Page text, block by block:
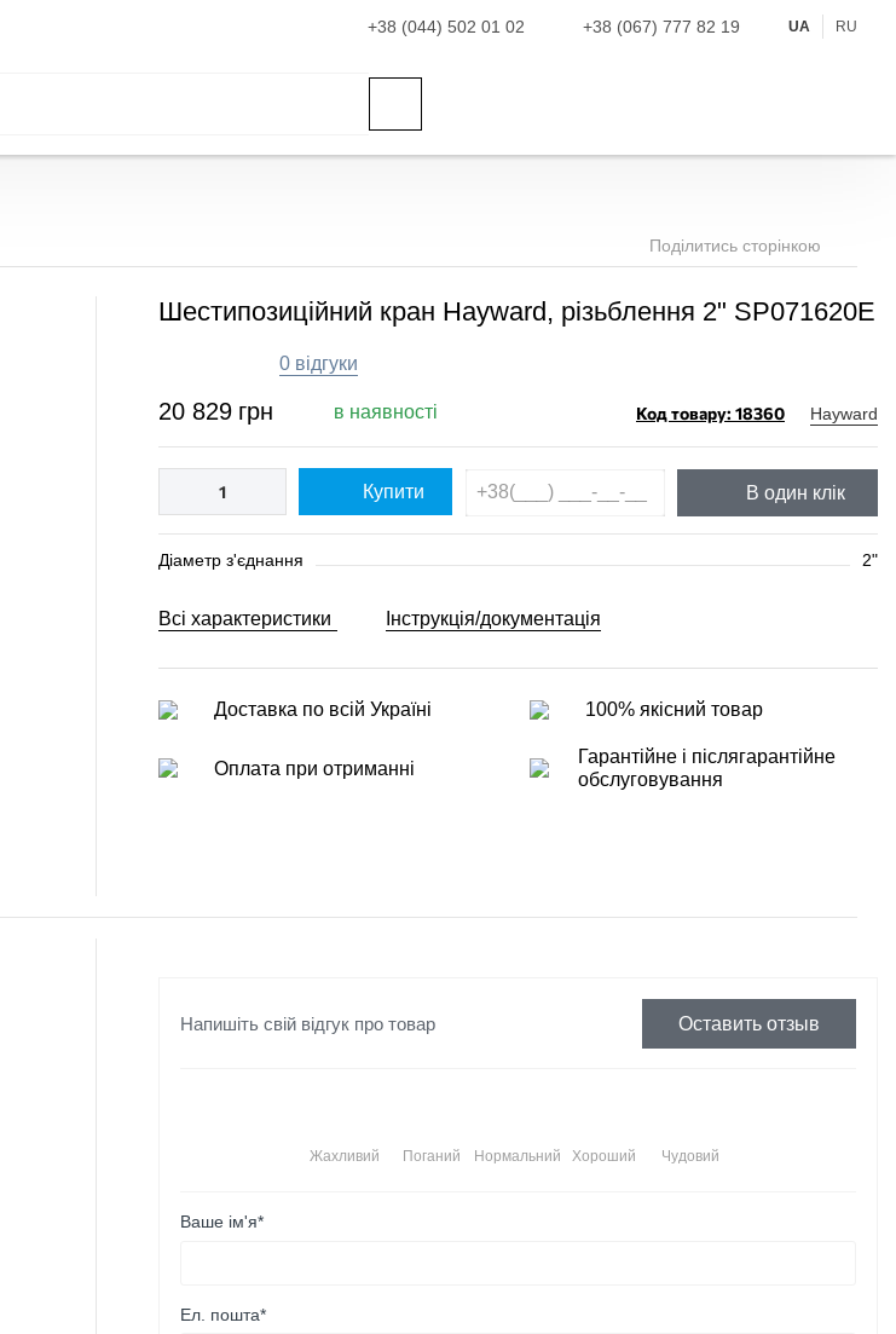
+38 (044) 502 01 02 +38 (067) 777 82 19 UA RU
Поділитись сторінкою
Шестипозиційний кран Hayward, різьблення 2" SP071620E
0 відгуки
20 829 грн в наявності Код товару: 18360 Hayward
Купити В один клік
Діаметр з'єднання 2"
Всі характеристики Інструкція/документація
Доставка по всій Україні 100% якісний товар
Оплата при отриманні
Гарантійне і післягарантійне
обслуговування
Напишіть свій відгук про товар Оставить отзыв
Чудовий
Хороший
Нормальний
Поганий
Жахливий
Ваше ім'я*
Ел. пошта*